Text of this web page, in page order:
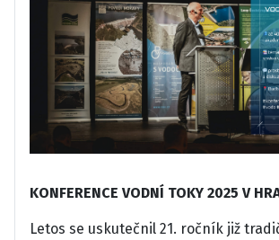
KONFERENCE VODNÍ TOKY 2025 V
Letos se uskutečnil 21. ročník již